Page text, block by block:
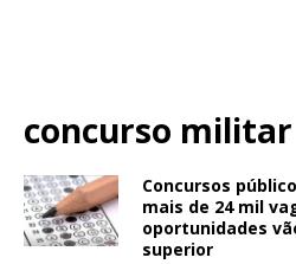
concurso militar
Concursos
mais de 24 mil
oportunidades
superior